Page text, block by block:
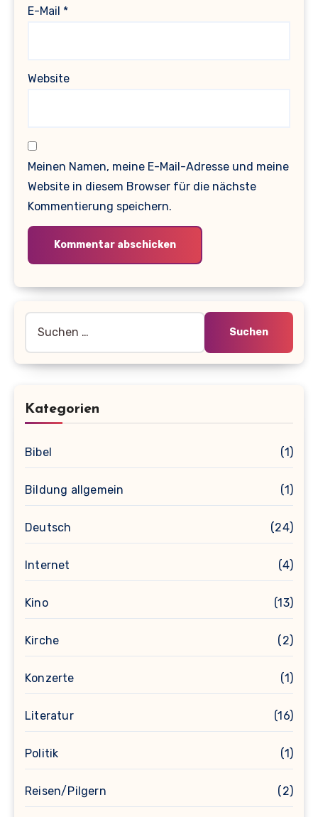
E-Mail *
Website
Meinen Namen, meine E-Mail-Adresse und meine
Website in diesem Browser für die nächste
Kommentierung speichern.
nach:
Kategorien
Bibel (1)
Bildung allgemein (1)
Deutsch (24)
Internet (4)
Kino (13)
Kirche (2)
Konzerte (1)
Literatur (16)
Politik (1)
Reisen/Pilgern (2)